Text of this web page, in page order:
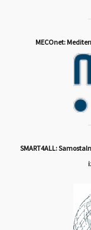
MECOnet:
SMART4ALL: